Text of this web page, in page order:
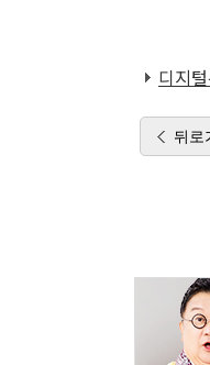
디지
뒤로